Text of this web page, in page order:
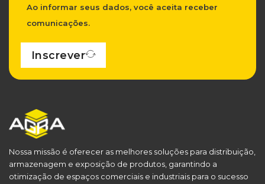
Ao informar seus dados, você aceita receber
comunicações.
Inscrever
Nossa missão é oferecer as melhores soluções para distribuição,
armazenagem e exposição de produtos, garantindo a
otimização de espaços comerciais e industriais para o sucesso